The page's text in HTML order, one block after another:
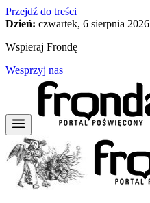
Przejdź do treści
Dzień: czwartek, 6 sierpnia 2026
Wspieraj Frondę
Wesprzyj nas